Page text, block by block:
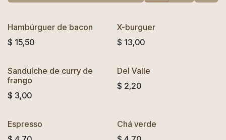
Hambúrguer de bacon
$ 15,50
X-burguer
$ 13,00
Sanduíche de curry de
frango
$ 3,00
Del Valle
$ 2,20
Espresso
Chá verde